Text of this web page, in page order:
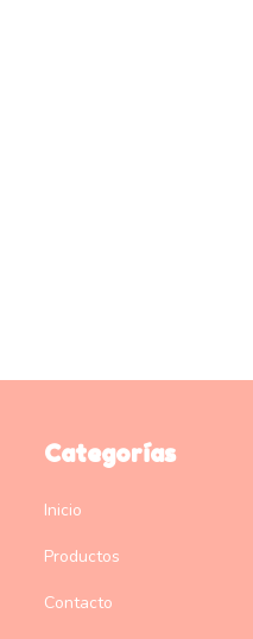
Categorías
Inicio
Productos
Contacto